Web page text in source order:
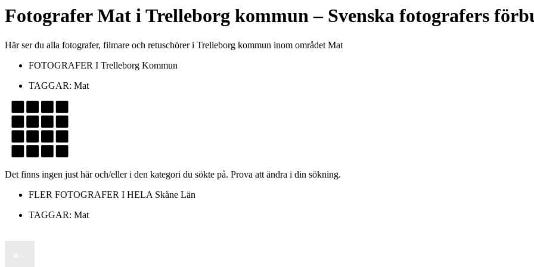
FotograferMat iTrelleborg kommun– Svenska fotografers
Här ser du alla fotografer, filmare och retuschörer i Trelleborg kommun inom området Mat
FOTOGRAFER I Trelleborg Kommun
TAGGAR: Mat
Det finns ingen just här och/eller i den kategori du sökte på. Prova att ändra i din sökning.
FLER FOTOGRAFER I HELA Skåne Län
TAGGAR: Mat